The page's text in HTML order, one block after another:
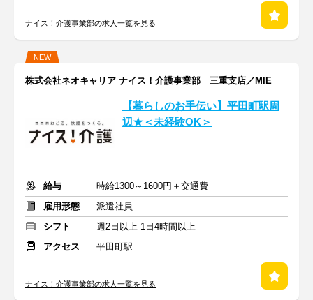
ナイス！介護事業部の求人一覧を見る
NEW
株式会社ネオキャリア ナイス！介護事業部 三重支店／MIE
【暮らしのお手伝い】平田町駅周
辺★＜未経験OK＞
給与
時給1300～1600円＋交通費
雇用形態
派遣社員
シフト
週2日以上 1日4時間以上
アクセス
平田町駅
ナイス！介護事業部の求人一覧を見る